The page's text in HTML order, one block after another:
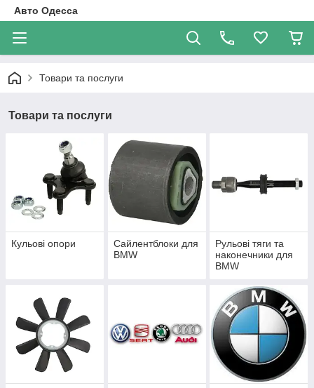
Авто Одесса
Товари та послуги
Товари та послуги
Кульові опори
Сайлентблоки для
BMW
Рульові тяги та
наконечники для
BMW